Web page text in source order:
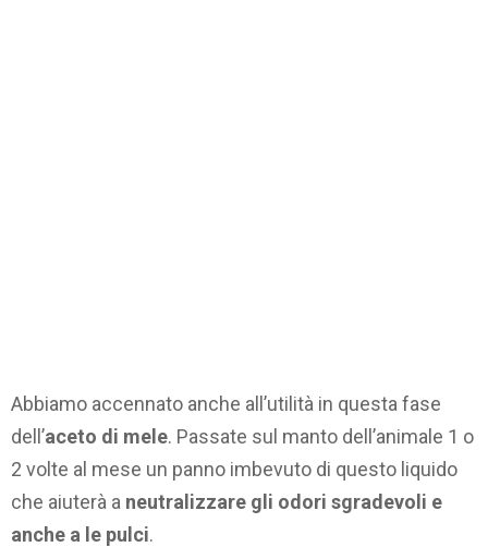
Abbiamo accennato anche all’utilità in questa fase
dell’aceto di mele. Passate sul manto dell’animale 1 o
2 volte al mese un panno imbevuto di questo liquido
che aiuterà a neutralizzare gli odori sgradevoli e
anche a le pulci.